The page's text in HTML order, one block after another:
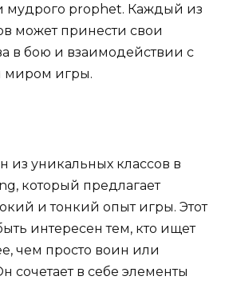
мудрого prophet. Каждый из
может принести свои
в бою и взаимодействии с
игры.
из уникальных классов в
который предлагает
и тонкий опыт игры. Этот
интересен тем, кто ищет
чем просто воин или
сочетает в себе элементы